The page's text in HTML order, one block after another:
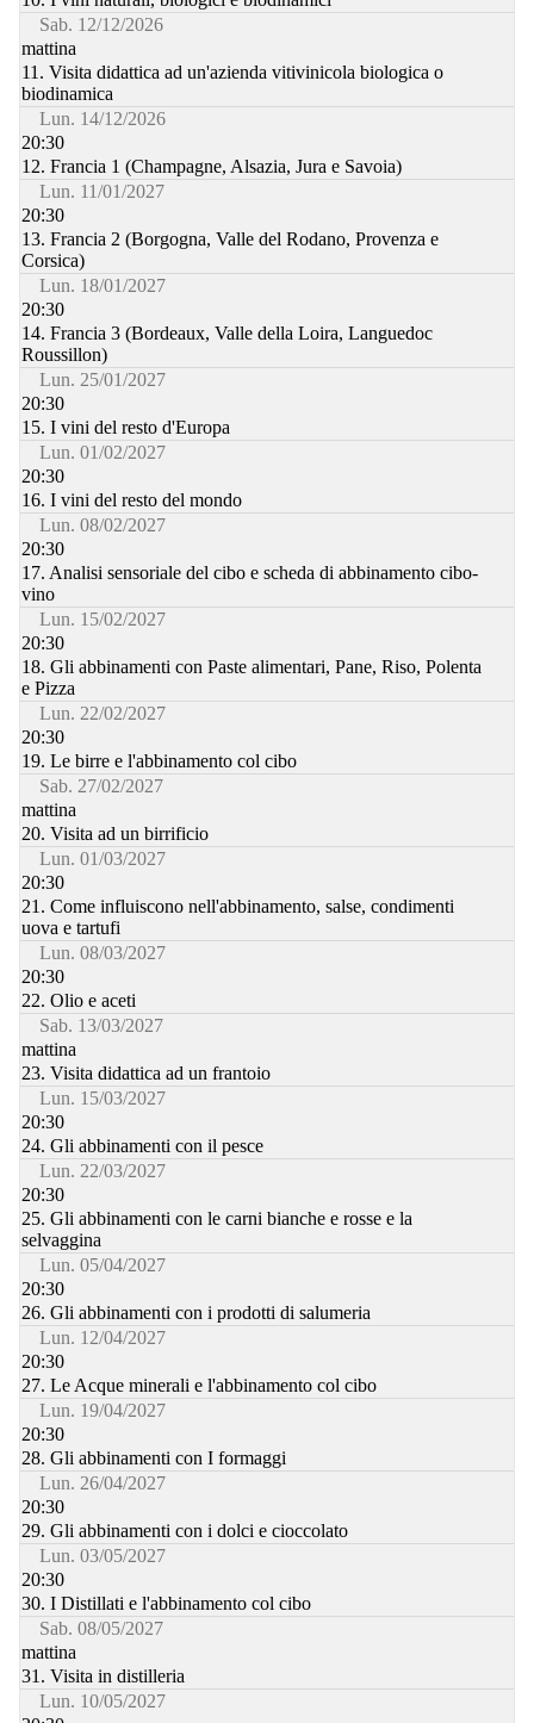
Sab. 12/12/2026
mattina
11. Visita didattica ad un'azienda vitivinicola biologica o
biodinamica
Lun. 14/12/2026
20:30
12. Francia 1 (Champagne, Alsazia, Jura e Savoia)
Lun. 11/01/2027
20:30
13. Francia 2 (Borgogna, Valle del Rodano, Provenza e
Corsica)
Lun. 18/01/2027
20:30
14. Francia 3 (Bordeaux, Valle della Loira, Languedoc
Roussillon)
Lun. 25/01/2027
20:30
15. I vini del resto d'Europa
Lun. 01/02/2027
20:30
16. I vini del resto del mondo
Lun. 08/02/2027
20:30
17. Analisi sensoriale del cibo e scheda di abbinamento cibo-
vino
Lun. 15/02/2027
20:30
18. Gli abbinamenti con Paste alimentari, Pane, Riso, Polenta
e Pizza
Lun. 22/02/2027
20:30
19. Le birre e l'abbinamento col cibo
Sab. 27/02/2027
mattina
20. Visita ad un birrificio
Lun. 01/03/2027
20:30
21. Come influiscono nell'abbinamento, salse, condimenti
uova e tartufi
Lun. 08/03/2027
20:30
22. Olio e aceti
Sab. 13/03/2027
mattina
23. Visita didattica ad un frantoio
Lun. 15/03/2027
20:30
24. Gli abbinamenti con il pesce
Lun. 22/03/2027
20:30
25. Gli abbinamenti con le carni bianche e rosse e la
selvaggina
Lun. 05/04/2027
20:30
26. Gli abbinamenti con i prodotti di salumeria
Lun. 12/04/2027
20:30
27. Le Acque minerali e l'abbinamento col cibo
Lun. 19/04/2027
20:30
28. Gli abbinamenti con I formaggi
Lun. 26/04/2027
20:30
29. Gli abbinamenti con i dolci e cioccolato
Lun. 03/05/2027
20:30
30. I Distillati e l'abbinamento col cibo
Sab. 08/05/2027
mattina
31. Visita in distilleria
Lun. 10/05/2027